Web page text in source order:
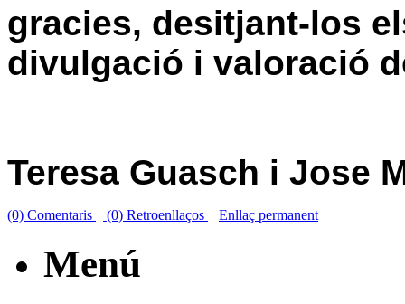
gracies, desitjant-los
divulgació i valoració
Teresa Guasch i Jose
(0) Comentaris (0) Retroenllaços Enllaç permanent
Menú